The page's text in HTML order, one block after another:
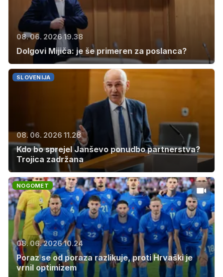
08. 06. 2026 19.38
Dolgovi Mijiča: je še primeren za poslanca?
SLOVENIJA
08. 06. 2026 11.28
Kdo bo sprejel Janševo ponudbo partnerstva?
Trojica zadržana
NOGOMET
08. 06. 2026 10.24
Poraz se od poraza razlikuje, proti Hrvaški je
vrnil optimizem